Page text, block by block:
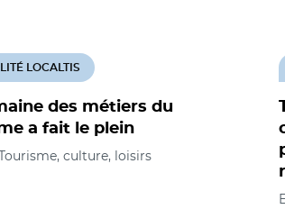
des métiers du
a fait le plein
LOCALTIS
culture, loisirs